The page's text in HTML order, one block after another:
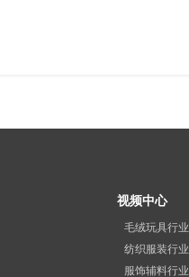
视频中心
毛绒玩具行业
纺织服装行业
服饰辅料行业